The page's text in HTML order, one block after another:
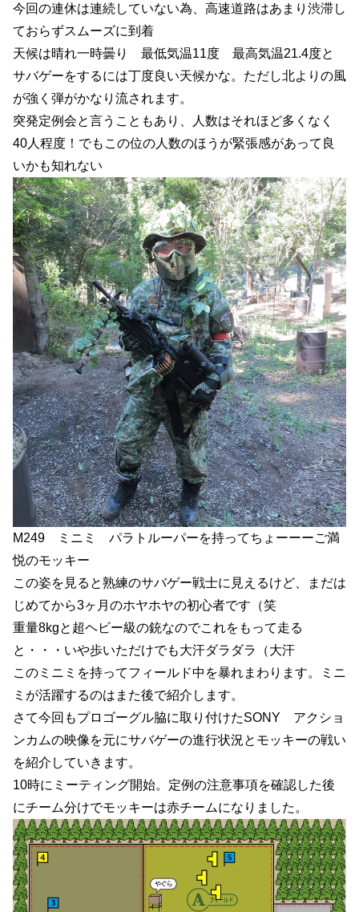
今回の連休は連続していない為、高速道路はあまり渋滞し
ておらずスムーズに到着
天候は晴れ一時曇り 最低気温11度 最高気温21.4度と
サバゲーをするには丁度良い天候かな。ただし北よりの風
が強く弾がかなり流されます。
突発定例会と言うこともあり、人数はそれほど多くなく
40人程度！でもこの位の人数のほうが緊張感があって良
いかも知れない
M249 ミニミ パラトルーパーを持ってちょーーーご満
悦のモッキー
この姿を見ると熟練のサバゲー戦士に見えるけど、まだは
じめてから3ヶ月のホヤホヤの初心者です（笑
重量8kgと超ヘビー級の銃なのでこれをもって走る
と・・・いや歩いただけでも大汗ダラダラ（大汗
このミニミを持ってフィールド中を暴れまわります。ミニ
ミが活躍するのはまた後で紹介します。
さて今回もプロゴーグル脇に取り付けたSONY アクショ
ンカムの映像を元にサバゲーの進行状況とモッキーの戦い
を紹介していきます。
10時にミーティング開始。定例の注意事項を確認した後
にチーム分けでモッキーは赤チームになりました。